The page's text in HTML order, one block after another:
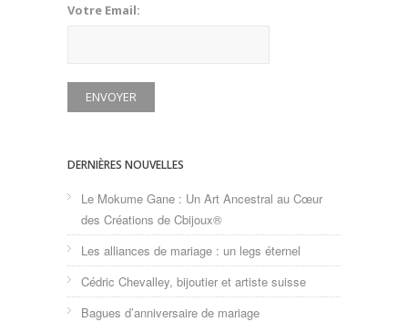
Votre Email:
DERNIÈRES NOUVELLES
Le Mokume Gane : Un Art Ancestral au Cœur
des Créations de Cbijoux®
Les alliances de mariage : un legs éternel
Cédric Chevalley, bijoutier et artiste suisse
Bagues d’anniversaire de mariage